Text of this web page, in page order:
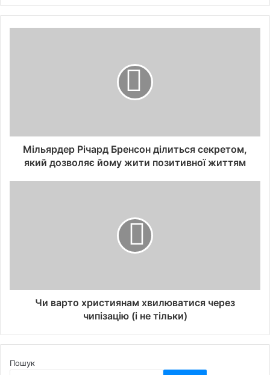
Мільярдер Річард Бренсон ділиться секретом,
який дозволяє йому жити позитивної життям
Чи варто християнам хвилюватися через
чипізацію (і не тільки)
Пошук